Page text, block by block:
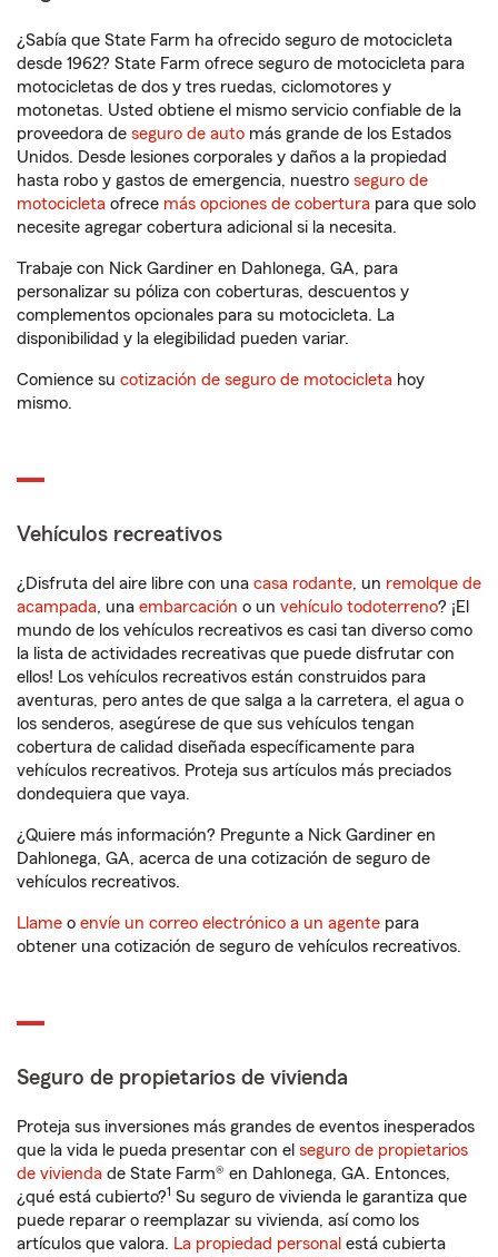
¿Sabía que State Farm ha ofrecido seguro de motocicleta
desde 1962? State Farm ofrece seguro de motocicleta para
motocicletas de dos y tres ruedas, ciclomotores y
motonetas. Usted obtiene el mismo servicio confiable de la
proveedora de seguro de auto más grande de los Estados
Unidos. Desde lesiones corporales y daños a la propiedad
hasta robo y gastos de emergencia, nuestro seguro de
motocicleta ofrece más opciones de cobertura para que solo
necesite agregar cobertura adicional si la necesita.
Trabaje con Nick Gardiner en Dahlonega, GA, para
personalizar su póliza con coberturas, descuentos y
complementos opcionales para su motocicleta. La
disponibilidad y la elegibilidad pueden variar.
Comience su cotización de seguro de motocicleta hoy
mismo.
Vehículos recreativos
¿Disfruta del aire libre con una casa rodante, un remolque de
acampada, una embarcación o un vehículo todoterreno? ¡El
mundo de los vehículos recreativos es casi tan diverso como
la lista de actividades recreativas que puede disfrutar con
ellos! Los vehículos recreativos están construidos para
aventuras, pero antes de que salga a la carretera, el agua o
los senderos, asegúrese de que sus vehículos tengan
cobertura de calidad diseñada específicamente para
vehículos recreativos. Proteja sus artículos más preciados
dondequiera que vaya.
¿Quiere más información? Pregunte a Nick Gardiner en
Dahlonega, GA, acerca de una cotización de seguro de
vehículos recreativos.
Llame o envíe un correo electrónico a un agente para
obtener una cotización de seguro de vehículos recreativos.
Seguro de propietarios de vivienda
Proteja sus inversiones más grandes de eventos inesperados
que la vida le pueda presentar con el seguro de propietarios
de vivienda de State Farm® en Dahlonega, GA. Entonces,
¿qué está cubierto?1 Su seguro de vivienda le garantiza que
puede reparar o reemplazar su vivienda, así como los
artículos que valora. La propiedad personal está cubierta